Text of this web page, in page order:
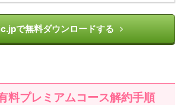
で無料ダウンロードする
料プレミアムコース解約手順